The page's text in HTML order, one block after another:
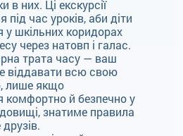
в них. Ці екскурсії
під час уроків, аби діти
у шкільних коридорах
через натовп і галас.
трата часу — ваш
віддавати всю свою
лише якщо
комфортно й безпечно у
знатиме правила